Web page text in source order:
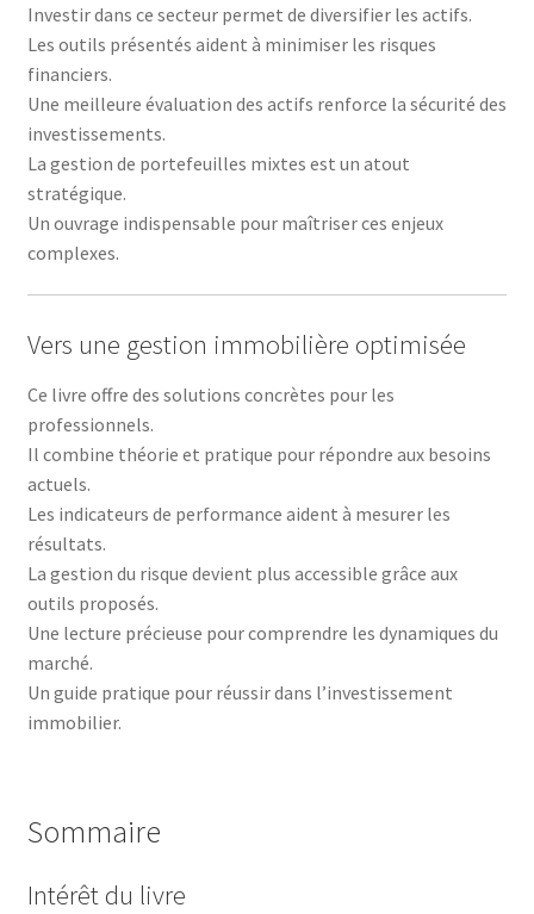
Investir dans ce secteur permet de diversifier les actifs.
Les outils présentés aident à minimiser les risques
financiers.
Une meilleure évaluation des actifs renforce la sécurité des
investissements.
La gestion de portefeuilles mixtes est un atout
stratégique.
Un ouvrage indispensable pour maîtriser ces enjeux
complexes.
Vers une gestion immobilière optimisée
Ce livre offre des solutions concrètes pour les
professionnels.
Il combine théorie et pratique pour répondre aux besoins
actuels.
Les indicateurs de performance aident à mesurer les
résultats.
La gestion du risque devient plus accessible grâce aux
outils proposés.
Une lecture précieuse pour comprendre les dynamiques du
marché.
Un guide pratique pour réussir dans l’investissement
immobilier.
Sommaire
Intérêt du livre